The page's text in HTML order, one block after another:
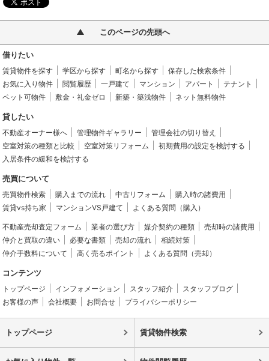
このページの先頭へ
借りたい
賃貸物件を探す 学区から探す 町名から探す
保存した検索条件
お気に入り物件
閲覧履歴 一戸建て マンション アパート
テナント
ペット可物件
敷金・礼金ゼロ 新築・築浅物件 ネット無料物件
貸したい
不動産オーナー様へ 管理物件ギャラリー
管理会社の切り替え
空室対策の種類と比較
空室対策リフォーム
初期費用の設定を検討する
入居条件の緩和を検討する
売買について
売買物件検索 購入までの流れ 中古リフォーム
購入時の諸費用
賃貸vs持ち家
マンションVS戸建て よくある質問（購入）
不動産売却査定フォーム 業者の選び方 媒介契約の種類
売却時の諸費用
仲介と買取の違い
必要な書類 売却の流れ
相続対策
仲介手数料について
高く売るポイント よくある質問（売却）
コンテンツ
トップページ インフォメーション スタッフ紹介
スタッフブログ
お客様の声
会社概要 お問合せ プライバシーポリシー
トップページ 賃貸物件検索